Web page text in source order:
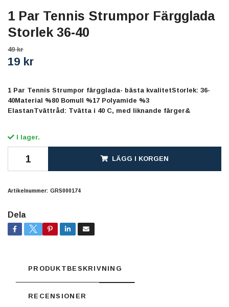
1 Par Tennis Strumpor Färgglada
Storlek 36-40
49 kr
19 kr
1 Par Tennis Strumpor färgglada- bästa kvalitetStorlek: 36-
40Material %80 Bomull %17 Polyamide %3
ElastanTvättråd: Tvätta i 40 C, med liknande färger&
I lager.
LÄGG I KORGEN
Artikelnummer: GRS000174
Dela
PRODUKTBESKRIVNING
RECENSIONER